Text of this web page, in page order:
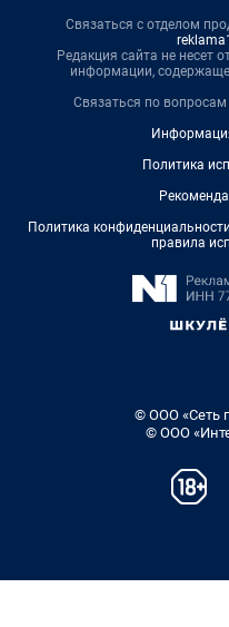
Связаться с отделом
Редакция сайта не несет
информации,
Связаться по вопросам
Политика
Политика
правила
© ООО «Сеть
© ООО